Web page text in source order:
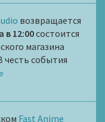
возвращается
в 12:00состоится
магазина
честь события
Fast Anime